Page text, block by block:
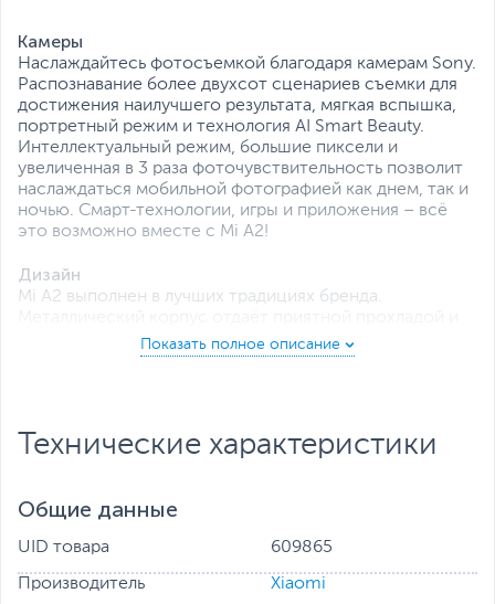
Камеры
Наслаждайтесь фотосъемкой благодаря камерам Sony.
Распознавание более двухсот сценариев съемки для
достижения наилучшего результата, мягкая вспышка,
портретный режим и технология AI Smart Beauty.
Интеллектуальный режим, большие пиксели и
увеличенная в 3 раза фоточувствительность позволит
наслаждаться мобильной фотографией как днем, так и
ночью. Смарт-технологии, игры и приложения – всё
это возможно вместе с Mi A2!
Дизайн
Mi A2 выполнен в лучших традициях бренда.
дарит понимание, что в руках по-настоящему
надёжное и дорогое устройство. Дисплей с
одной лишней детали, а держать мобильный телефон в
Процессор
процессор Qualcomm Snapdragon 660 с
видеоускорителем Adreno 512. Четыре ядра Kryo 260,
с тактовой частотой 1.8 ГГц, и четыре
Технические характеристики
Общие данные
UID товара 609865
Производитель Xiaomi